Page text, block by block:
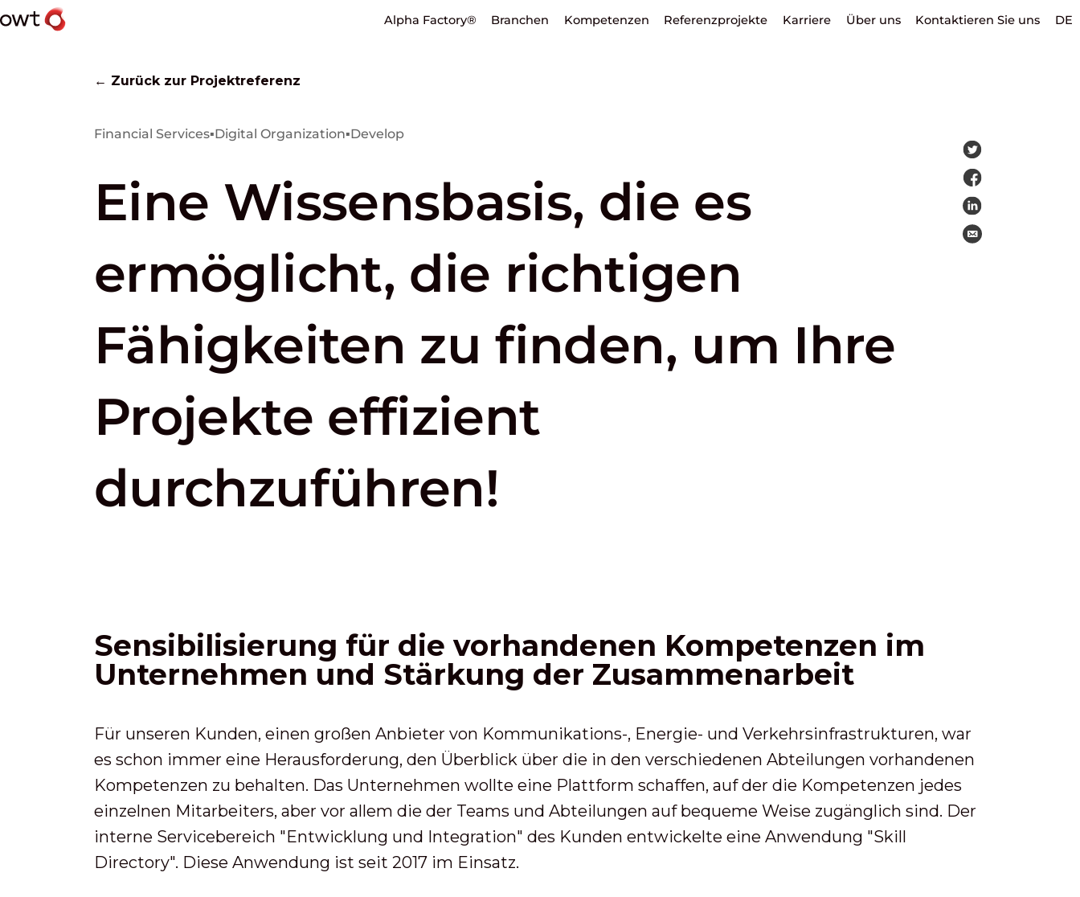
Alpha Factory® Branchen Kompetenzen Referenzprojekte Karriere Über uns Kontaktieren Sie uns DE
← Zurück zur Projektreferenz
Financial Services▪Digital Organization▪Develop
Eine Wissensbasis, die es
ermöglicht, die richtigen
Fähigkeiten zu finden, um Ihre
Projekte effizient
durchzuführen!
Sensibilisierung für die vorhandenen Kompetenzen im
Unternehmen und Stärkung der Zusammenarbeit
Für unseren Kunden, einen großen Anbieter von Kommunikations-, Energie- und Verkehrsinfrastrukturen, war
es schon immer eine Herausforderung, den Überblick über die in den verschiedenen Abteilungen vorhandenen
Kompetenzen zu behalten. Das Unternehmen wollte eine Plattform schaffen, auf der die Kompetenzen jedes
einzelnen Mitarbeiters, aber vor allem die der Teams und Abteilungen auf bequeme Weise zugänglich sind. Der
interne Servicebereich "Entwicklung und Integration" des Kunden entwickelte eine Anwendung "Skill
Directory". Diese Anwendung ist seit 2017 im Einsatz.